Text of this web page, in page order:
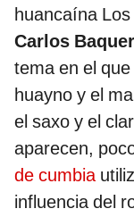
huancaína
Carlos
tema en el
huayno y el
el saxo y el
aparecen,
de cumbia
influencia del